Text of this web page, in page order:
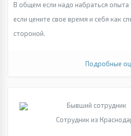
В общем если надо набраться
если цените свое время и себя как
стороной.
Подробные
Бывший сотрудник
Сотрудник из